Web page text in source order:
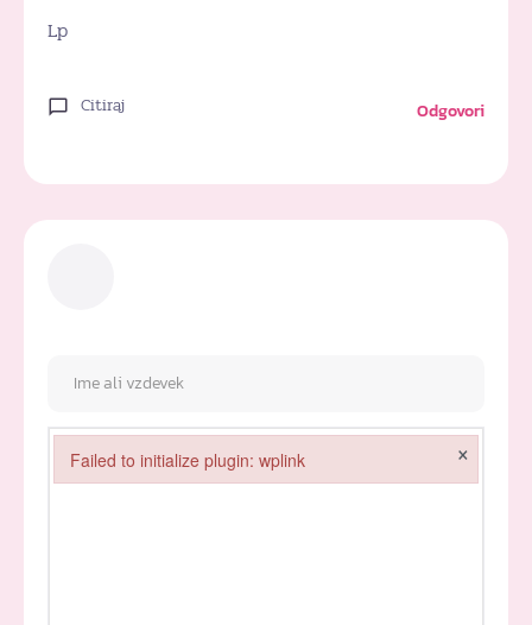
Lp
Citiraj Odgovori
Failed to initialize plugin: wplink ×
Failed to initialize plugin: wplink